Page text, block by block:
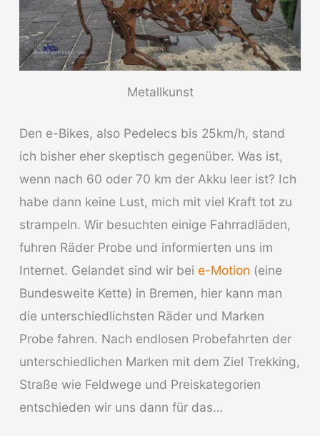
Metallkunst
Den e-Bikes, also Pedelecs bis 25km/h, stand
ich bisher eher skeptisch gegenüber. Was ist,
wenn nach 60 oder 70 km der Akku leer ist? Ich
habe dann keine Lust, mich mit viel Kraft tot zu
strampeln. Wir besuchten einige Fahrradläden,
fuhren Räder Probe und informierten uns im
Internet. Gelandet sind wir bei e-Motion (eine
Bundesweite Kette) in Bremen, hier kann man
die unterschiedlichsten Räder und Marken
Probe fahren. Nach endlosen Probefahrten der
unterschiedlichen Marken mit dem Ziel Trekking,
Straße wie Feldwege und Preiskategorien
entschieden wir uns dann für das…